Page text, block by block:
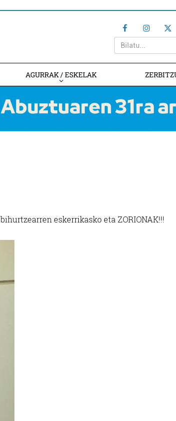
AGURRAK / ESKELAK
eskerrikasko eta ZORIONAK!!!